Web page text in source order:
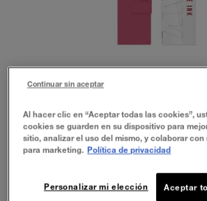
CITY EDITION
Al hacer clic en “Aceptar todas las cookies”,
cookies se guarden en su dispositivo para
sitio, analizar el uso del mismo, y colaborar
para marketing. Política de privacidad
Aceptar
Personalizar mi elección
Continuar sin aceptar